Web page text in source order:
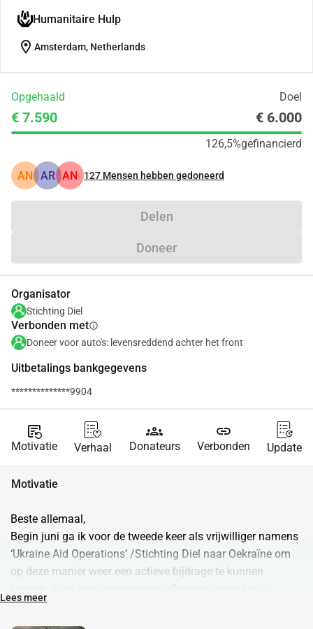
Humanitaire Hulp
location_on Amsterdam, Netherlands
Opgehaald Doel
€ 7.590 € 6.000
126,5%gefinancierd
AN AR AN 127 Mensen hebben gedoneerd
Delen
Doneer
Organisator
Stichting Diel
Verbonden metinfo
Doneer voor auto's: levensreddend achter het front
Uitbetalings bankgegevens
**************9904
source_notes
Motivatie Verhaal
groups
Donateurs
link
Verbonden Update
Motivatie
Beste allemaal,
Begin juni ga ik voor de tweede keer als vrijwilliger namens
‘Ukraine Aid Operations’ /Stichting Diel naar Oekraïne om
op deze manier weer een actieve bijdrage te kunnen
daarnaast een mooie kans om twee 2kW‑powerstations
(grote draagbare batterijen) mee te nemen. Deze zijn enorm
Lees meer